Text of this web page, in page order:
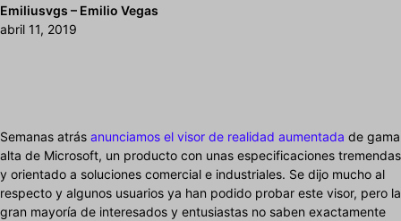
Emiliusvgs – Emilio Vegas
abril 11, 2019
Semanas atrás anunciamos el visor de realidad aumentada de gama
alta de Microsoft, un producto con unas especificaciones tremendas
y orientado a soluciones comercial e industriales. Se dijo mucho al
respecto y algunos usuarios ya han podido probar este visor, pero la
gran mayoría de interesados y entusiastas no saben exactamente